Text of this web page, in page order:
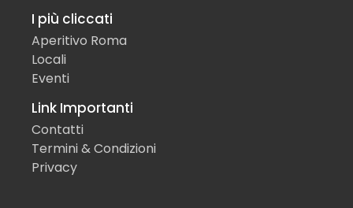
I più cliccati
Aperitivo Roma
Locali
Eventi
Link Importanti
Contatti
Termini & Condizioni
Privacy